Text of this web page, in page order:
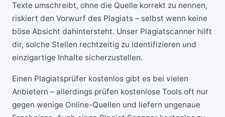
Texte umschreibt, ohne die Quelle korrekt zu nennen,
riskiert den Vorwurf des Plagiats – selbst wenn keine
böse Absicht dahintersteht. Unser Plagiatscanner hilft
dir, solche Stellen rechtzeitig zu identifizieren und
einzigartige Inhalte sicherzustellen.
Einen Plagiatsprüfer kostenlos gibt es bei vielen
Anbietern – allerdings prüfen kostenlose Tools oft nur
gegen wenige Online-Quellen und liefern ungenaue